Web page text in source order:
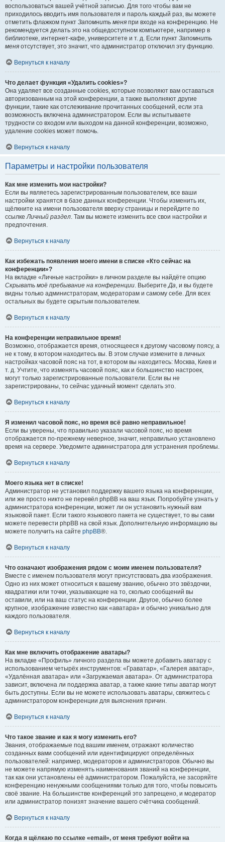
воспользоваться вашей учётной записью. Для того чтобы вам не
приходилось вводить имя пользователя и пароль каждый раз, вы можете
отметить флажком пункт Запомнить меня при входе на конференцию. Не
рекомендуется делать это на общедоступном компьютере, например в
библиотеке, интернет-кафе, университете и т. д. Если пункт Запомнить
меня отсутствует, это значит, что администратор отключил эту функцию.
Вернуться к началу
Что делает функция «Удалить cookies»?
Она удаляет все созданные cookies, которые позволяют вам оставаться
авторизованным на этой конференции, а также выполняют другие
функции, такие как отслеживание прочитанных сообщений, если эта
возможность включена администратором. Если вы испытываете
трудности со входом или выходом на данной конференции, возможно,
удаление cookies может помочь.
Вернуться к началу
Параметры и настройки пользователя
Как мне изменить мои настройки?
Если вы являетесь зарегистрированным пользователем, все ваши
настройки хранятся в базе данных конференции. Чтобы изменить их,
щёлкните на имени пользователя вверху страницы и перейдите по
ссылкеЛичный раздел. Там вы можете изменить все свои настройки и
предпочтения.
Вернуться к началу
Как избежать появления моего имени в списке «Кто сейчас на
конференции»?
На вкладке «Личные настройки» в личном разделе вы найдёте опцию
Скрывать моё пребывание на конференции. ВыберитеДа, и вы будете
видны только администраторам, модераторам и самому себе. Для всех
остальных вы будете скрытым пользователем.
Вернуться к началу
На конференции неправильное время!
Возможно, отображается время, относящееся к другому часовому поясу, а
не к тому, в котором находитесь вы. В этом случае измените в личных
настройках часовой пояс на тот, в котором вы находитесь: Москва, Киев и
т. д. Учтите, что изменять часовой пояс, как и большинство настроек,
могут только зарегистрированные пользователи. Если вы не
зарегистрированы, то сейчас удачный момент сделать это.
Вернуться к началу
Я изменил часовой пояс, но время всё равно неправильное!
Если вы уверены, что правильно указали часовой пояс, но время
отображается по-прежнему неверное, значит, неправильно установлено
время на сервере. Уведомите администратора для устранения проблемы.
Вернуться к началу
Моего языка нет в списке!
Администратор не установил поддержку вашего языка на конференции,
или же просто никто не перевёл phpBB на ваш язык. Попробуйте узнать у
администратора конференции, может ли он установить нужный вам
языковой пакет. Если такого языкового пакета не существует, то вы сами
можете перевести phpBB на свой язык. Дополнительную информацию вы
можете получить на сайте phpBB®.
Вернуться к началу
Что означают изображения рядом с моим именем пользователя?
Вместе с именем пользователя могут присутствовать два изображения.
Одно из них может относиться к вашему званию, обычно это звёздочки,
квадратики или точки, указывающие на то, сколько сообщений вы
оставили, или на ваш статус на конференции. Другое, обычно более
крупное, изображение известно как «аватара» и обычно уникально для
каждого пользователя.
Вернуться к началу
Как мне включить отображение аватары?
На вкладке «Профиль» личного раздела вы можете добавить аватару с
использованием четырёх инструментов: «Граватар», «Галерея аватар»,
«Удалённая аватара» или «Загружаемая аватара». От администратора
зависит, включена ли поддержка аватар, а также какие типы аватар могут
быть доступны. Если вы не можете использовать аватары, свяжитесь с
администратором конференции для выяснения причин.
Вернуться к началу
Что такое звание и как я могу изменить его?
Звания, отображаемые под вашим именем, отражают количество
созданных вами сообщений или идентифицируют определённых
пользователей: например, модераторов и администраторов. Обычно вы
не можете напрямую изменять наименования званий на конференции,
так как они установлены её администратором. Пожалуйста, не засоряйте
конференцию ненужными сообщениями только для того, чтобы повысить
своё звание. На большинстве конференций это запрещено, и модератор
или администратор понизят значение вашего счётчика сообщений.
Вернуться к началу
Когда я щёлкаю по ссылке «email», от меня требуют войти на